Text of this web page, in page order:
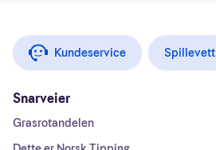
Kundeservice Spillevett
Snarveier
Grasrotandelen